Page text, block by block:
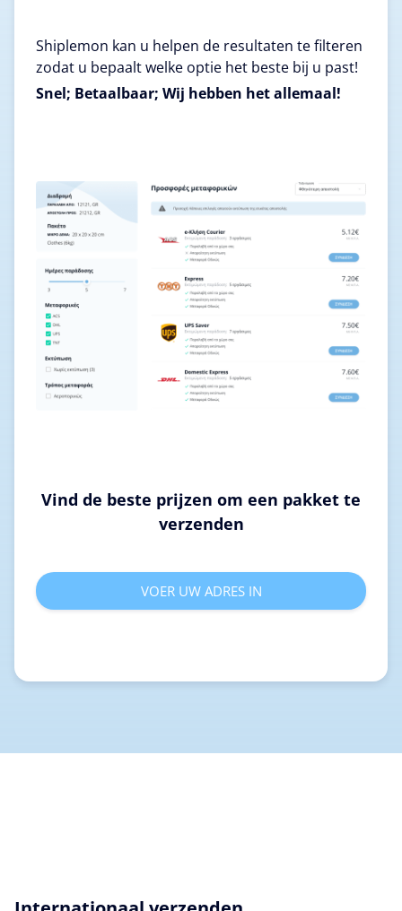
Shiplemon kan u helpen de resultaten te filteren
zodat u bepaalt welke optie het beste bij u past!
Snel; Betaalbaar; Wij hebben het allemaal!
Vind de beste prijzen om een pakket te
verzenden
VOER UW ADRES IN